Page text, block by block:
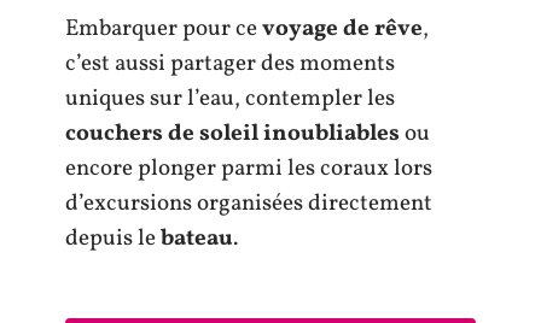
Embarquer pour cevoyage de rêve,
c’est aussi partager des moments
uniques sur l’eau, contempler les
couchers de soleil inoubliablesou
encore plonger parmi les coraux lors
d’excursions organisées directement
depuis lebateau.